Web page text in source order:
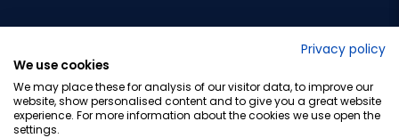
Privacy policy
We use cookies
We may place these for analysis of our visitor data, to improve our
website, show personalised content and to give you a great website
experience. For more information about the cookies we use open the
settings.